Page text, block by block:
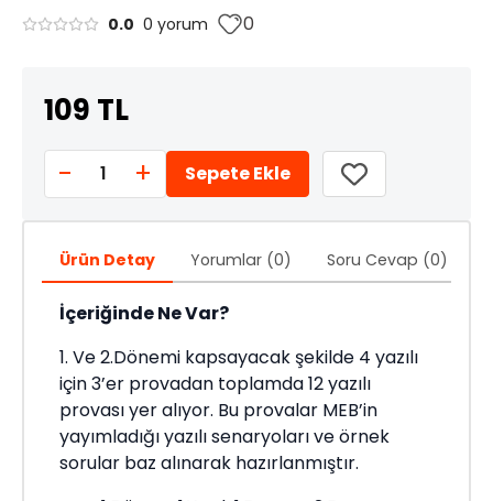
0.0 0 yorum 0
109 TL
- 1 + Sepete Ekle
Ürün Detay Yorumlar (0) Soru Cevap (0)
İçeriğinde Ne Var?
1. Ve 2.Dönemi kapsayacak şekilde 4 yazılı
için 3’er provadan toplamda 12 yazılı
provası yer alıyor. Bu provalar MEB’in
yayımladığı yazılı senaryoları ve örnek
sorular baz alınarak hazırlanmıştır.